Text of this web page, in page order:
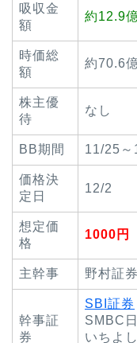
吸収金
額
約12.9
時価総
額
約70.6
株主優
待
なし
BB期間 11/25～
価格決
定日
12/2
想定価
格
1000円
主幹事 野村証券
幹事証
券
SBI証券
SMBC
いちよ